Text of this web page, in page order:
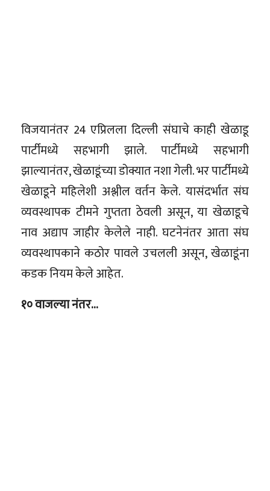
विजयानंतर 24 एप्रिलला दिल्ली संघाचे काही खेळाडू
पार्टीमध्ये सहभागी झाले. पार्टीमध्ये सहभागी
झाल्यानंतर, खेळाडूंच्या डोक्यात नशा गेली. भर पार्टीमध्ये
खेळाडूने महिलेशी अश्लील वर्तन केले. यासंदर्भात संघ
व्यवस्थापक टीमने गुप्तता ठेवली असून, या खेळाडूचे
नाव अद्याप जाहीर केलेले नाही. घटनेनंतर आता संघ
व्यवस्थापकाने कठोर पावले उचलली असून, खेळाडूंना
कडक नियम केले आहेत.
१० वाजल्या नंतर…